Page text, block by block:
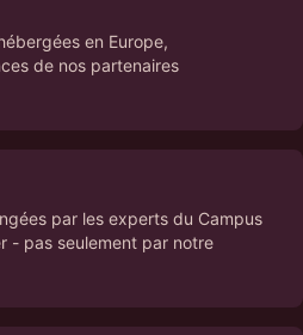
en Europe,
de nos partenaires
par les experts du Campus
- pas seulement par notre